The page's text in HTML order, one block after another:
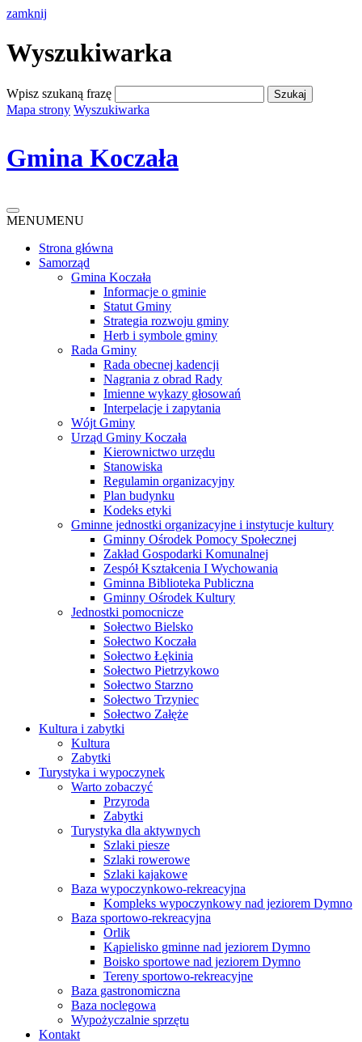
zamknij
Wyszukiwarka
Wpisz szukaną frazę
Mapa strony Wyszukiwarka
Gmina Koczała
MENUMENU
Strona główna
Samorząd
Gmina Koczała
Informacje o gminie
Statut Gminy
Strategia rozwoju gminy
Herb i symbole gminy
Rada Gminy
Rada obecnej kadencji
Nagrania z obrad Rady
Imienne wykazy głosowań
Interpelacje i zapytania
Wójt Gminy
Urząd Gminy Koczała
Kierownictwo urzędu
Stanowiska
Regulamin organizacyjny
Plan budynku
Kodeks etyki
Gminne jednostki organizacyjne i instytucje kultury
Gminny Ośrodek Pomocy Społecznej
Zakład Gospodarki Komunalnej
Zespół Kształcenia I Wychowania
Gminna Biblioteka Publiczna
Gminny Ośrodek Kultury
Jednostki pomocnicze
Sołectwo Bielsko
Sołectwo Koczała
Sołectwo Łękinia
Sołectwo Pietrzykowo
Sołectwo Starzno
Sołectwo Trzyniec
Sołectwo Załęże
Kultura i zabytki
Kultura
Zabytki
Turystyka i wypoczynek
Warto zobaczyć
Przyroda
Zabytki
Turystyka dla aktywnych
Szlaki piesze
Szlaki rowerowe
Szlaki kajakowe
Baza wypoczynkowo-rekreacyjna
Kompleks wypoczynkowy nad jeziorem Dymno
Baza sportowo-rekreacyjna
Orlik
Kąpielisko gminne nad jeziorem Dymno
Boisko sportowe nad jeziorem Dymno
Tereny sportowo-rekreacyjne
Baza gastronomiczna
Baza noclegowa
Wypożyczalnie sprzętu
Kontakt